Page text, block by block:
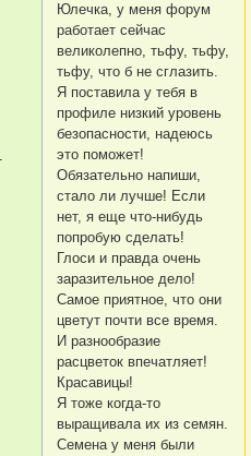
Юлечка, у меня форум
работает сейчас
великолепно, тьфу, тьфу,
тьфу, что б не сглазить.
Я поставила у тебя в
профиле низкий уровень
безопасности, надеюсь
это поможет!
Обязательно напиши,
стало ли лучше! Если
нет, я еще что-нибудь
попробую сделать!
Глоси и правда очень
заразительное дело!
Самое приятное, что они
цветут почти все время.
И разнообразие
расцветок впечатляет!
Красавицы!
Я тоже когда-то
выращивала их из семян.
Семена у меня были